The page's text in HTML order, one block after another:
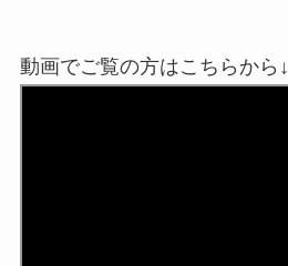
動画でご覧の方はこちらから↓